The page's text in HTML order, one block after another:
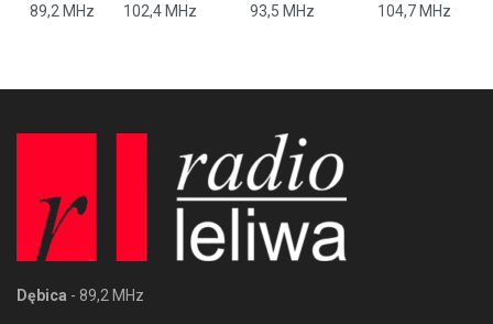
89,2 MHz
102,4 MHz 93,5 MHz 104,7 MHz
Dębica - 89,2 MHz